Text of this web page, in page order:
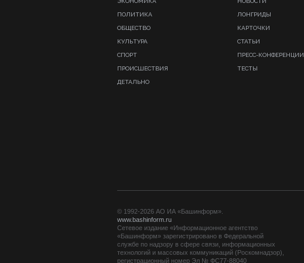
ПОЛИТИКА
ОБЩЕСТВО
КУЛЬТУРА
СПОРТ
ПРОИСШЕСТВИЯ
ДЕТАЛЬНО
ЛОНГРИДЫ
КАРТОЧКИ
СТАТЬИ
ПРЕСС-КОНФЕРЕНЦИИ
ТЕСТЫ
© 1992-2026 АО ИА «Башинформ».
www.bashinform.ru
Сетевое издание «Информационное агентство
«Башинформ» зарегистрировано в Федеральной
службе по надзору в сфере связи, информационных
технологий и массовых коммуникаций (Роскомнадзор),
регистрационный номер Эл № ФС77-88040